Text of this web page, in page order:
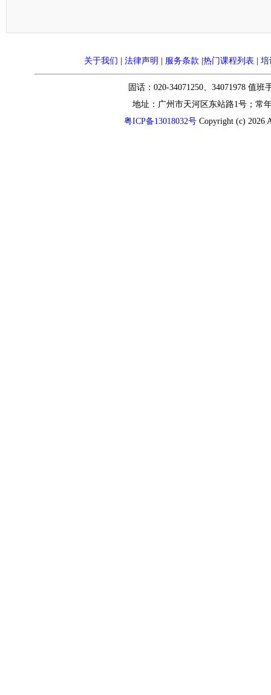
关于我们 法律声明 服务条款 热门课程列表| 培
固话：020-34071250、34071978 值
地址：广州市天河区东站路1号；常
粤ICP备13018032号Copyright (c) 2026